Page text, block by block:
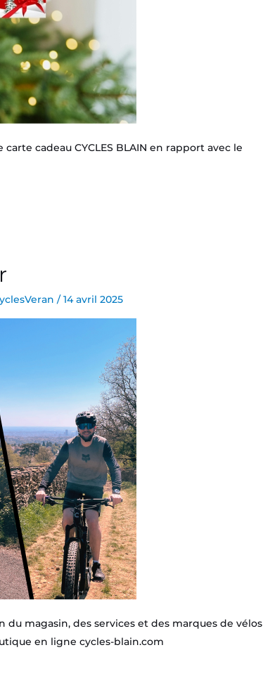
cadeau CYCLES BLAIN en rapport avec le
/14 avril 2025
magasin, des services et des marques de vélos
en ligne cycles-blain.com